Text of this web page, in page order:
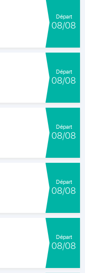
Départ
08/08
Départ
08/08
Départ
08/08
Départ
08/08
Départ
08/08